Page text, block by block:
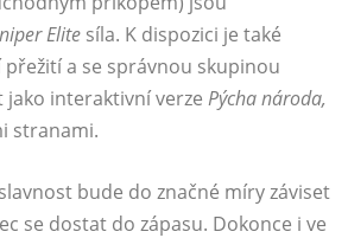
Elite síla. K dispozici je také
a se správnou skupinou
interaktivní verze Pýcha národa,
stranami.
bude do značné míry záviset
se dostat do zápasu. Dokonce i ve